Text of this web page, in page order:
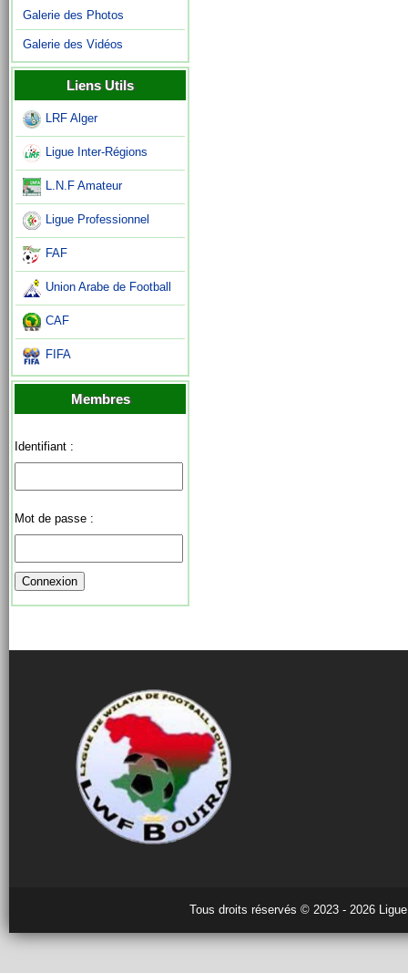
Galerie des Photos
Galerie des Vidéos
Liens Utils
LRF Alger
Ligue Inter-Régions
L.N.F Amateur
Ligue Professionnel
FAF
Union Arabe de Football
CAF
FIFA
Membres
Identifiant :
Mot de passe :
Tous droits réservés © 2023 - 2026